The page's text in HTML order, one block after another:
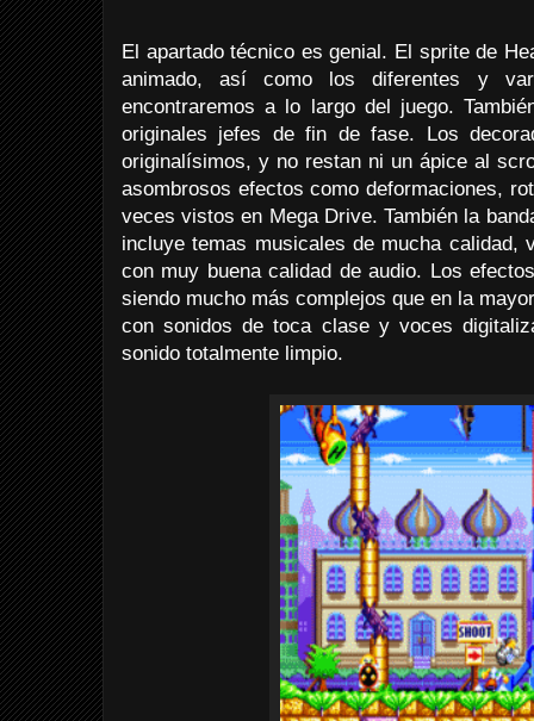
El apartado técnico es genial. El sprite de
animado, así como los diferentes y
encontraremos a lo largo del juego.
originales jefes de fin de fase. Los
originalísimos, y no restan ni un ápice al
asombrosos efectos como deformaciones,
veces vistos en Mega Drive. También la
incluye temas musicales de mucha calidad,
con muy buena calidad de audio. Los
siendo mucho más complejos que en la
con sonidos de toca clase y voces
sonido totalmente limpio.